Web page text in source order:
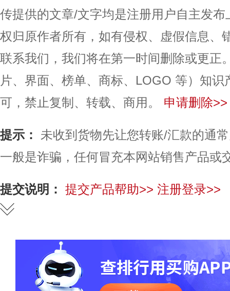
传提供的文章/文字均是注册用户自主发
权归原作者所有，如有侵权、虚假信息、
联系我们，我们将在第一时间删除或更正
片、界面、榜单、商标、LOGO 等）知
可，禁止复制、转载、商用。
申请删除>>
提示：
未收到货物先让您转账/汇款的通
一般是诈骗，任何冒充本网站销售产品或
提交说明： 提交产品帮助>> 注册登录>>